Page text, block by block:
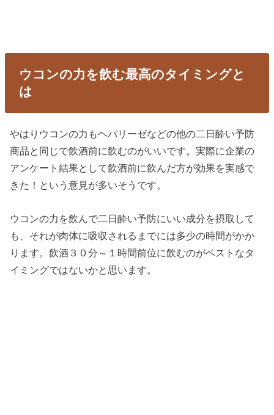
ウコンの力を飲む最高のタイミングと
は
やはりウコンの力もヘパリーゼなどの他の二日酔い予防
商品と同じで飲酒前に飲むのがいいです。実際に企業の
アンケート結果として飲酒前に飲んだ方が効果を実感で
きた！という意見が多いそうです。
ウコンの力を飲んで二日酔い予防にいい成分を摂取して
も、それが肉体に吸収されるまでには多少の時間がかか
ります。飲酒３０分～１時間前位に飲むのがベストなタ
イミングではないかと思います。